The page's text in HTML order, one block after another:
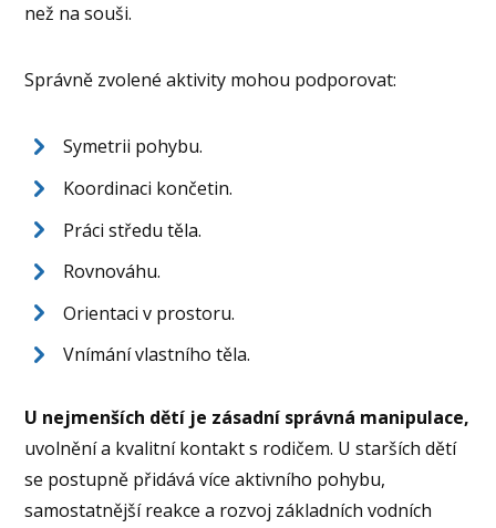
než na souši.
Správně zvolené aktivity mohou podporovat:
Symetrii pohybu.
Koordinaci končetin.
Práci středu těla.
Rovnováhu.
Orientaci v prostoru.
Vnímání vlastního těla.
U nejmenších dětí je zásadní správná manipulace,
uvolnění a kvalitní kontakt s rodičem. U starších dětí
se postupně přidává více aktivního pohybu,
samostatnější reakce a rozvoj základních vodních